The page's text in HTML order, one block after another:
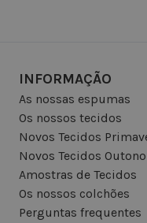
INFORMAÇÃO
As nossas espumas
Os nossos tecidos
Novos Tecidos
Novos Tecidos
Amostras de Tecidos
Os nossos colchões
Perguntas frequentes